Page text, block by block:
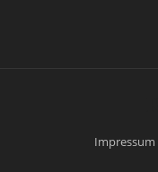
Impressum